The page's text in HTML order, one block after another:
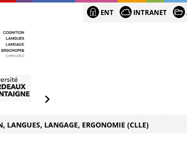
ENT INTRANET
LANGUES, LANGAGE, ERGONOMIE (CLLE)